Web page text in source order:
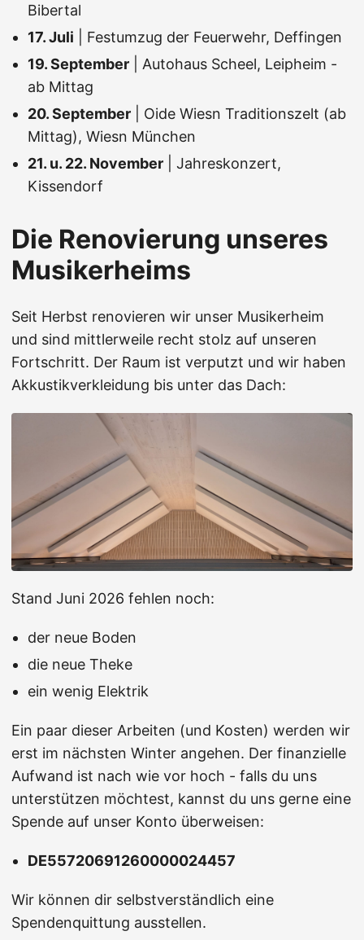
Bibertal
17. Juli | Festumzug der Feuerwehr, Deffingen
19. September | Autohaus Scheel, Leipheim -
ab Mittag
20. September | Oide Wiesn Traditionszelt (ab
Mittag), Wiesn München
21. u. 22. November | Jahreskonzert,
Kissendorf
Die Renovierung unseres
Musikerheims
Seit Herbst renovieren wir unser Musikerheim
und sind mittlerweile recht stolz auf unseren
Fortschritt. Der Raum ist verputzt und wir haben
Akkustikverkleidung bis unter das Dach:
Stand Juni 2026 fehlen noch:
der neue Boden
die neue Theke
ein wenig Elektrik
Ein paar dieser Arbeiten (und Kosten) werden wir
erst im nächsten Winter angehen. Der finanzielle
Aufwand ist nach wie vor hoch - falls du uns
unterstützen möchtest, kannst du uns gerne eine
Spende auf unser Konto überweisen:
DE55720691260000024457
Wir können dir selbstverständlich eine
Spendenquittung ausstellen.